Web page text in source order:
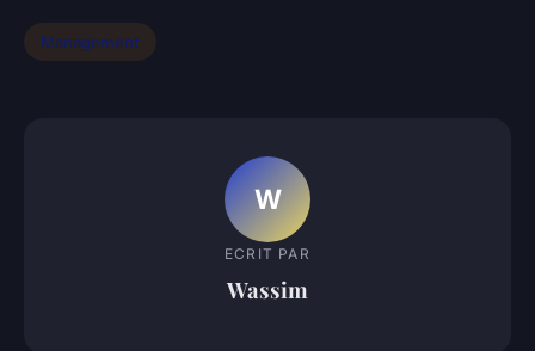
Management
W
ECRIT PAR
Wassim